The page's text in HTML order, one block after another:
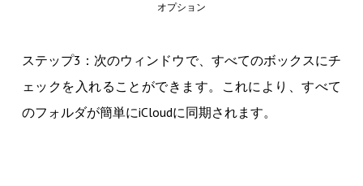
オプション
ステップ3：次のウィンドウで、すべてのボックスにチ
ェックを入れることができます。これにより、すべて
のフォルダが簡単にiCloudに同期されます。